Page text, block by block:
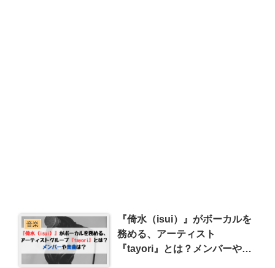
音楽
『倚水（isui）』がボーカルを
務める、アーティスト
『tayori』とは？メンバーや楽